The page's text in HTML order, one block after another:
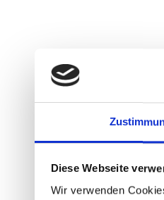
Diese Webseite
Wir verwenden